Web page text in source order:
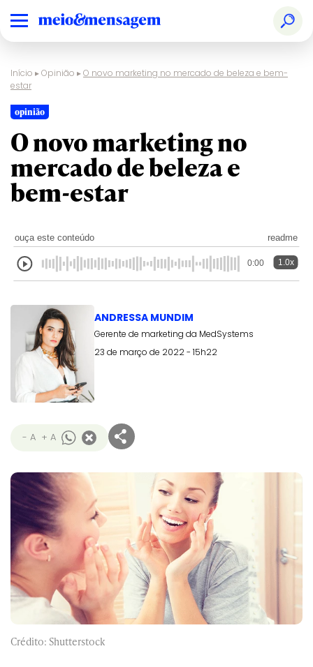
Início ▸Opinião ▸O novo marketing no mercado de beleza e bem-
estar
opinião
O novo marketing no
mercado de beleza e
bem-estar
ouça este conteúdo readme
0:00 1.0x
ANDRESSA MUNDIM
Gerente de marketing da MedSystems
23 de março de 2022 - 15h22
- A + A
Crédito: Shutterstock